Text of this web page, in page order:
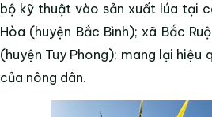
bộ kỹ thuật vào sản xuất lúa tại
Hòa (huyện Bắc Bình); xã Bắc
(huyện Tuy Phong); mang lại
của nông dân.